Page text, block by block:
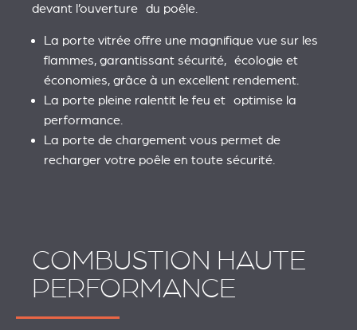
devant l’ouverture du poêle.
La porte vitrée offre une magnifique vue sur les
flammes, garantissant sécurité, écologie et
économies, grâce à un excellent rendement.
La porte pleine ralentit le feu et optimise la
performance.
La porte de chargement vous permet de
recharger votre poêle en toute sécurité.
COMBUSTION HAUTE
PERFORMANCE